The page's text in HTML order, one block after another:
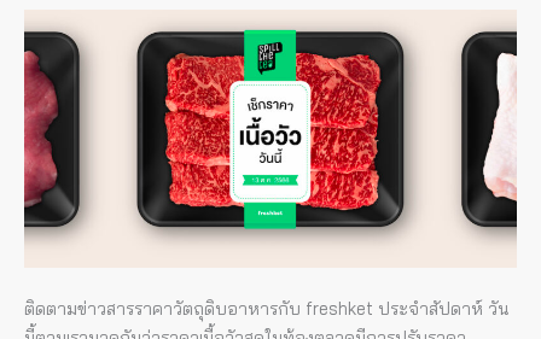
ติดตามข่าวสารราคาวัตถุดิบอาหารกับ freshket ประจำสัปดาห์ วัน
วัว
วัน
นี้
(13
ต.ค.
2566)